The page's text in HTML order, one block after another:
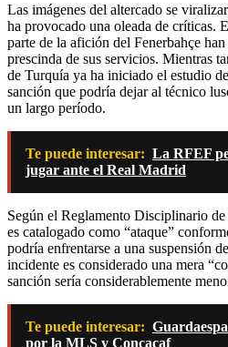
Las imágenes del altercado se
ha provocado una oleada de críticas.
parte de la afición del Fenerbahçe
prescinda de sus servicios. Mientras
de Turquía ya ha iniciado el estudio
sanción que podría dejar al técnico
un largo período.
Te puede interesar: La RFEF
jugar ante el Real Madrid
Según el Reglamento Disciplinario
es catalogado como “ataque”
podría enfrentarse a una suspensión
incidente es considerado una mera
sanción sería considerablemente
Te puede interesar:
por la MLS y Concacaf